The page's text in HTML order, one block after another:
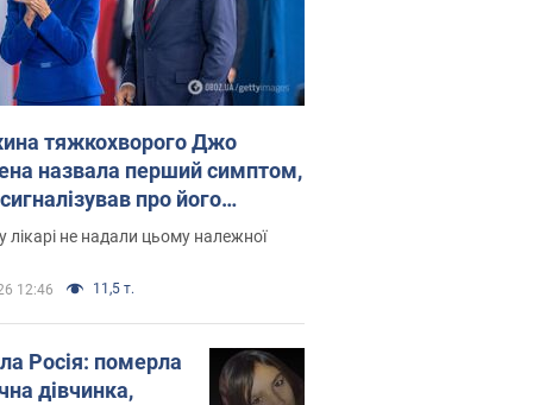
тяжкохворого Джо
назвала перший симптом,
про його
рак
лікарі не надали цьому належної
12:46 11,5 т.
Росія: померла
дівчинка,